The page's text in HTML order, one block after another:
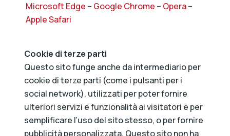
Microsoft Edge – Google Chrome – Opera–
Apple Safari
Cookie di terze parti
Questo sito funge anche da intermediario per
cookie di terze parti (come i pulsanti per i
social network), utilizzati per poter fornire
ulteriori servizi e funzionalità ai visitatori e per
semplificare l’uso del sito stesso, o per fornire
pubblicità personalizzata. Questo sito non ha